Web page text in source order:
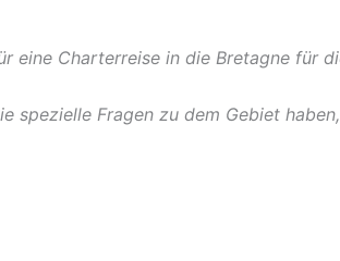
eine Charterreise in die Bretagne für
spezielle Fragen zu dem Gebiet